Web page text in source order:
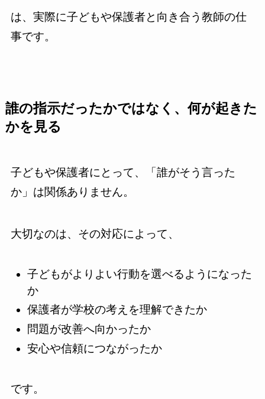
は、実際に子どもや保護者と向き合う教師の仕
事です。
誰の指示だったかではなく、何が起きた
かを見る
子どもや保護者にとって、「誰がそう言った
か」は関係ありません。
大切なのは、その対応によって、
子どもがよりよい行動を選べるようになった
か
保護者が学校の考えを理解できたか
問題が改善へ向かったか
安心や信頼につながったか
です。